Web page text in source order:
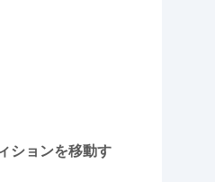
ションを移動す